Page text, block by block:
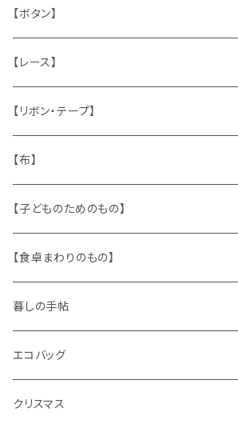
うさぎ
キャラクター
ピノキオ
ハンドメイド製品
お部屋に飾るもの
メタル製品
缶、箱
陶磁器
文房具
木製品
ミニチュア、ドールハウス
マッチラベル、食品ラベル
蔵書票、荷札、ビュバー、伝票
シール、ステッカー、クロモス
袋、箱、ナプキン、コースター
パズル、ゲーム
古本、古雑誌、古えほん
古レコード
古せっけん
ラッピングペーパー、壁紙
袋、ラッピングペーパー
ひも、テープ
封筒、ポストカード
切手
スタンプ
文房具
【ボタン】
木
貝
メタル
ガラス
プラスチック
紙
【レース】
【リボン・テープ】
チロルテープ・イニシャルテープ
トリム
ワッペン
【布】
キッチンクロス、ナプキン
ニット
布地
【子どものためのもの】
身に着けるもの
【食卓まわりのもの】
ガラス
花びん
小物入れ
陶磁器
カップアンドソーサー
木製品
暮しの手帖
エコバッグ
クリスマス